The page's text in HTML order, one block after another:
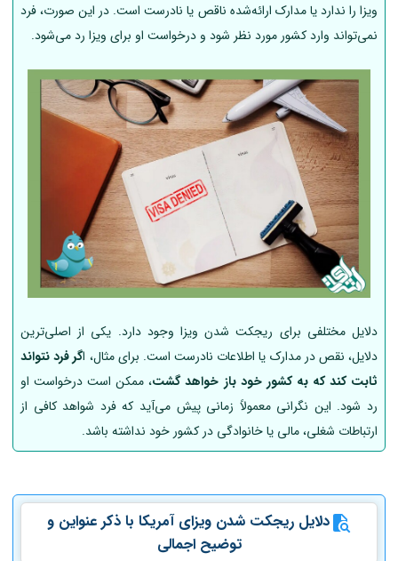
ویزا را ندارد یا مدارک ارائه‌شده ناقص یا نادرست است. در این صورت، فرد
نمی‌تواند وارد کشور مورد نظر شود و درخواست او برای ویزا رد می‌شود.
دلایل مختلفی برای ریجکت شدن ویزا وجود دارد. یکی از اصلی‌ترین
دلایل، نقص در مدارک یا اطلاعات نادرست است. برای مثال، اگر فرد نتواند
ثابت کند که به کشور خود باز خواهد گشت، ممکن است درخواست او
رد شود. این نگرانی معمولاً زمانی پیش می‌آید که فرد شواهد کافی از
ارتباطات شغلی، مالی یا خانوادگی در کشور خود نداشته باشد.
دلایل ریجکت شدن ویزای آمریکا با ذکر عنواین و
توضیح اجمالی